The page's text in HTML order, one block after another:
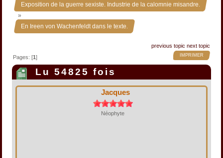
Exposition de la guerre sexiste. Industrie de la calomnie misandre.
»
En Ireen von Wachenfeldt dans le texte.
previous topic next topic
IMPRIMER
Pages: [1]
Lu 54825 fois
Jacques
Néophyte